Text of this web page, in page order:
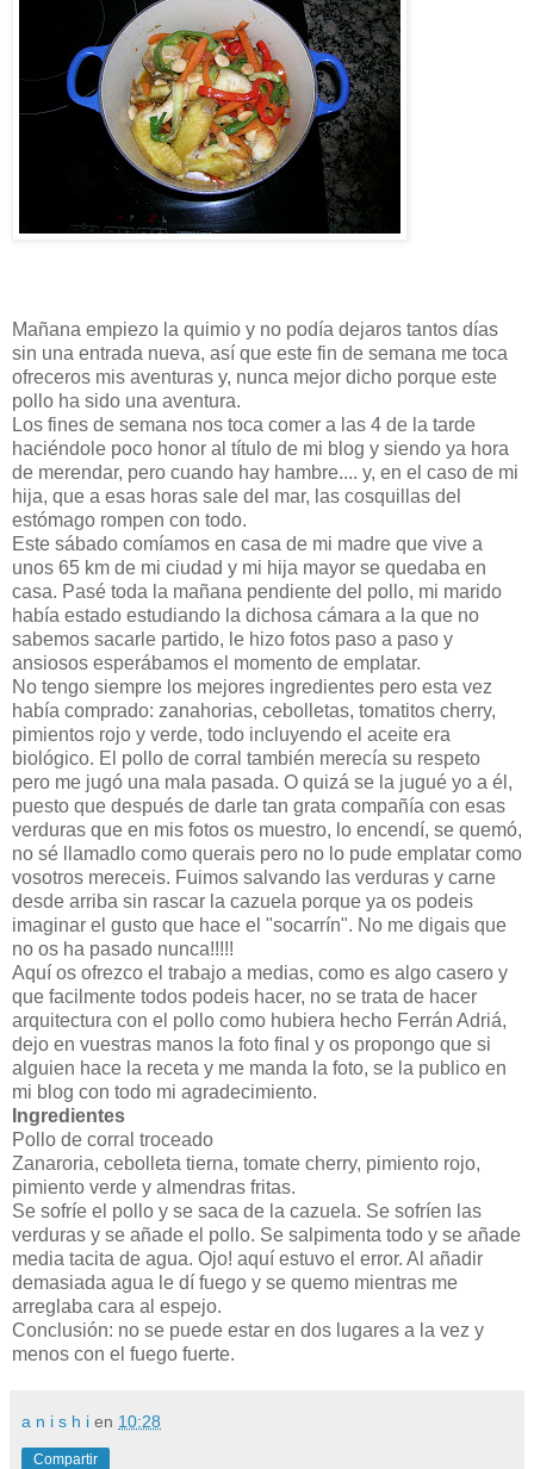
Mañana empiezo la quimio y no podía dejaros tantos días
sin una entrada nueva, así que este fin de semana me toca
ofreceros mis aventuras y, nunca mejor dicho porque este
pollo ha sido una aventura.
Los fines de semana nos toca comer a las 4 de la tarde
haciéndole poco honor al título de mi blog y siendo ya hora
de merendar, pero cuando hay hambre.... y, en el caso de mi
hija, que a esas horas sale del mar, las cosquillas del
estómago rompen con todo.
Este sábado comíamos en casa de mi madre que vive a
unos 65 km de mi ciudad y mi hija mayor se quedaba en
casa. Pasé toda la mañana pendiente del pollo, mi marido
había estado estudiando la dichosa cámara a la que no
sabemos sacarle partido, le hizo fotos paso a paso y
ansiosos esperábamos el momento de emplatar.
No tengo siempre los mejores ingredientes pero esta vez
había comprado: zanahorias, cebolletas, tomatitos cherry,
pimientos rojo y verde, todo incluyendo el aceite era
biológico. El pollo de corral también merecía su respeto
pero me jugó una mala pasada. O quizá se la jugué yo a él,
puesto que después de darle tan grata compañía con esas
verduras que en mis fotos os muestro, lo encendí, se quemó,
no sé llamadlo como querais pero no lo pude emplatar como
vosotros mereceis. Fuimos salvando las verduras y carne
desde arriba sin rascar la cazuela porque ya os podeis
imaginar el gusto que hace el "socarrín". No me digais que
no os ha pasado nunca!!!!!
Aquí os ofrezco el trabajo a medias, como es algo casero y
que facilmente todos podeis hacer, no se trata de hacer
arquitectura con el pollo como hubiera hecho Ferrán Adriá,
dejo en vuestras manos la foto final y os propongo que si
alguien hace la receta y me manda la foto, se la publico en
mi blog con todo mi agradecimiento.
Ingredientes
Pollo de corral troceado
Zanaroria, cebolleta tierna, tomate cherry, pimiento rojo,
pimiento verde y almendras fritas.
Se sofríe el pollo y se saca de la cazuela. Se sofríen las
verduras y se añade el pollo. Se salpimenta todo y se añade
media tacita de agua. Ojo! aquí estuvo el error. Al añadir
demasiada agua le dí fuego y se quemo mientras me
arreglaba cara al espejo.
Conclusión: no se puede estar en dos lugares a la vez y
menos con el fuego fuerte.
a n i s h i en 10:28
Compartir